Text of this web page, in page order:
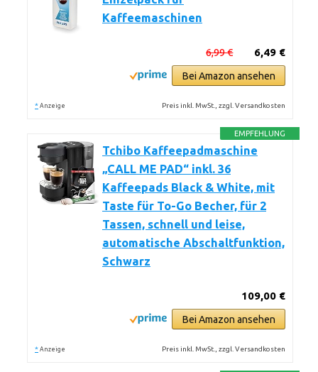
Kaffeemaschinen
6,49 €
6,99 €
Bei Amazon ansehen
* Anzeige Preis inkl. MwSt., zzgl. Versandkosten
EMPFEHLUNG
Tchibo Kaffeepadmaschine
„CALL ME PAD“ inkl. 36
Kaffeepads Black & White, mit
Taste für To-Go Becher, für 2
Tassen, schnell und leise,
automatische Abschaltfunktion,
Schwarz
109,00 €
Bei Amazon ansehen
* Anzeige Preis inkl. MwSt., zzgl. Versandkosten